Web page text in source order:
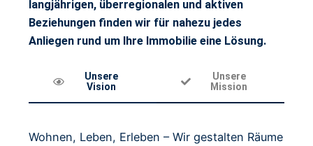
langjährigen, überregionalen und aktiven
Beziehungen finden wir für nahezu jedes
Anliegen rund um Ihre Immobilie eine Lösung.
Unsere
Vision
Unsere
Mission
Wohnen, Leben, Erleben – Wir gestalten Räume